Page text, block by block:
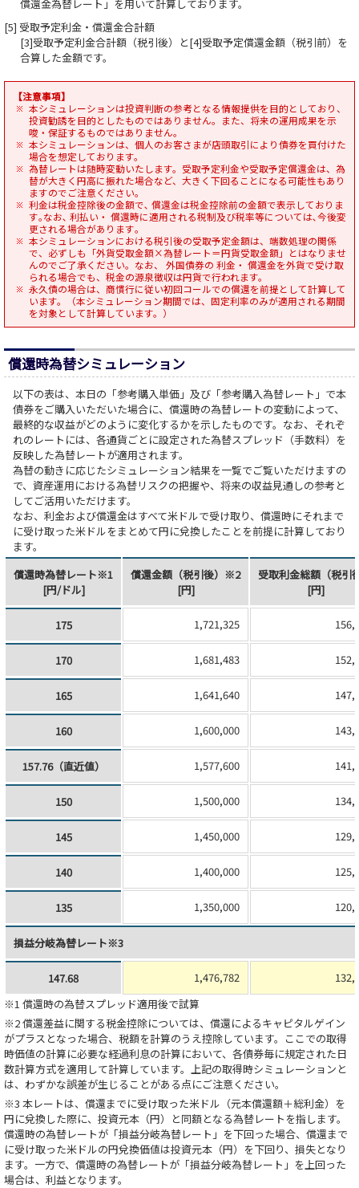
償還金為替レート」を用いて計算しております。
[5] 受取予定利金・償還金合計額
[3]受取予定利金合計額（税引後）と[4]受取予定償還金額（税引前）を
合算した金額です。
【注意事項】
本シミュレーションは投資判断の参考となる情報提供を目的としており、
投資勧誘を目的としたものではありません。また、将来の運用成果を示
唆・保証するものではありません。
本シミュレーションは、個人のお客さまが店頭取引により債券を買付けた
場合を想定しております。
為替レートは随時変動いたします。受取予定利金や受取予定償還金は、為
替が大きく円高に振れた場合など、大きく下回ることになる可能性もあり
ますのでご注意ください｡
利金は税金控除後の金額で､ 償還金は税金控除前の金額で表示しておりま
す｡なお､ 利払い・ 償還時に適用される税制及び税率等については､今後変
更される場合があります｡
本シミュレーションにおける税引後の受取予定金額は、端数処理の関係
で、必ずしも「外貨受取金額×為替レート＝円貨受取金額」とはなりませ
んのでご了承ください。なお、 外国債券の 利金・ 償還金を外貨で受け取
られる場合でも、税金の源泉徴収は円貨で行われます。
永久債の場合は、商慣行に従い初回コールでの償還を前提として計算して
います。（本シミュレーション期間では、固定利率のみが適用される期間
を対象として計算しています。）
償還時為替シミュレーション
以下の表は、本日の「参考購入単価」及び「参考購入為替レート」で本
債券をご購入いただいた場合に、償還時の為替レートの変動によって、
最終的な収益がどのように変化するかを示したものです。なお、それぞ
れのレートには、各通貨ごとに設定された為替スプレッド（手数料）を
反映した為替レートが適用されます。
為替の動きに応じたシミュレーション結果を一覧でご覧いただけますの
で、資産運用における為替リスクの把握や、将来の収益見通しの参考と
してご活用いただけます。
なお、利金および償還金はすべて米ドルで受け取り、償還時にそれまで
に受け取った米ドルをまとめて円に兌換したことを前提に計算しており
ます。
償還時為替レート※1
[円/ドル]
償還金額（税引後）※2
[円]
受取利金総額（税引
[円]
175 1,721,325
170 1,681,483
165 1,641,640
160 1,600,000
157.76（直近値） 1,577,600
150 1,500,000
145 1,450,000
140 1,400,000
135 1,350,000
損益分岐為替レート※3
147.68 1,476,782
※1 償還時の為替スプレッド適用後で試算
※2 償還差益に関する税金控除については、償還によるキャピタルゲイン
がプラスとなった場合、税額を計算のうえ控除しています。ここでの取得
時価値の計算に必要な経過利息の計算において、各債券毎に規定された日
数計算方式を適用して計算しています。上記の取得時シミュレーションと
は、わずかな誤差が生じることがある点にご注意ください。
※3 本レートは、償還までに受け取った米ドル（元本償還額＋総利金）を
円に兌換した際に、投資元本（円）と同額となる為替レートを指します。
償還時の為替レートが「損益分岐為替レート」を下回った場合、償還まで
に受け取った米ドルの円兌換価値は投資元本（円）を下回り、損失となり
ます。一方で、償還時の為替レートが「損益分岐為替レート」を上回った
場合は、利益となります。